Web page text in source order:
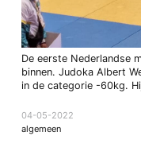
De eerste Nederlandse
binnen. Judoka Albert
in de categorie -60kg.
04-05-2022
algemeen